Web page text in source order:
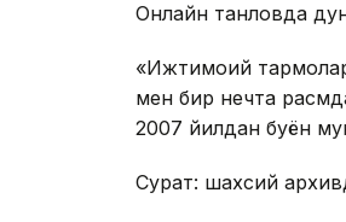
Онлайн танловда
«Ижтимоий
мен бир нечта
2007 йилдан буён
Сурат: шахсий